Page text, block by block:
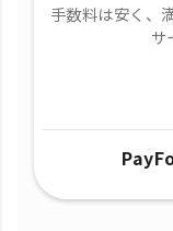
手数料は安く、
サ